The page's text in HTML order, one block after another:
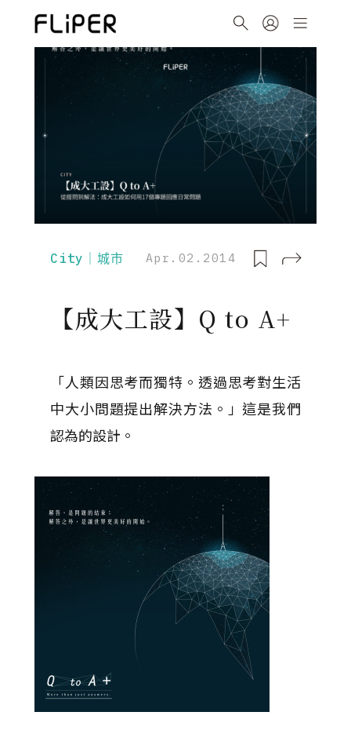
City｜城市 Apr.02.2014
【成大工設】Q to A+
「人類因思考而獨特。透過思考對生活
中大小問題提出解決方法。」這是我們
認為的設計。